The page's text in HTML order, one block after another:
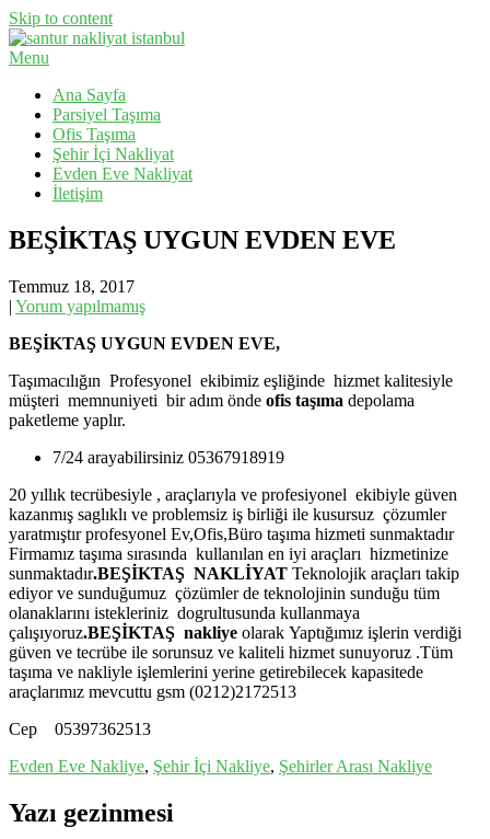
Skip to content
Santur Nakliyat
Menu
Ana Sayfa
Parsiyel Taşıma
Ofis Taşıma
Şehir İçi Nakliyat
Evden Eve Nakliyat
İletişim
BEŞİKTAŞ UYGUN EVDEN EVE
Temmuz 18, 2017
| Yorum yapılmamış
BEŞİKTAŞ UYGUN EVDEN EVE,
Taşımacılığın Profesyonel ekibimiz eşliğinde hizmet kalitesiyle
müşteri memnuniyeti bir adım önde ofis taşıma depolama
paketleme yaplır.
7/24 arayabilirsiniz 05367918919
20 yıllık tecrübesiyle , araçlarıyla ve profesiyonel ekibiyle güven
kazanmış saglıklı ve problemsiz iş birliği ile kusursuz çözumler
yaratmıştır profesyonel Ev,Ofis,Büro taşıma hizmeti sunmaktadır
Firmamız taşıma sırasında kullanılan en iyi araçları hizmetinize
sunmaktadır.BEŞİKTAŞ NAKLİYAT Teknolojik araçları takip
ediyor ve sunduğumuz çözümler de teknolojinin sunduğu tüm
olanaklarını istekleriniz dogrultusunda kullanmaya
çalışıyoruz.BEŞİKTAŞ nakliye olarak Yaptığımız işlerin verdiği
güven ve tecrübe ile sorunsuz ve kaliteli hizmet sunuyoruz .Tüm
taşıma ve nakliyle işlemlerini yerine getirebilecek kapasitede
araçlarımız mevcuttu gsm (0212)2172513
Cep 05397362513
Evden Eve Nakliye, Şehir İçi Nakliye, Şehirler Arası Nakliye
Yazı gezinmesi